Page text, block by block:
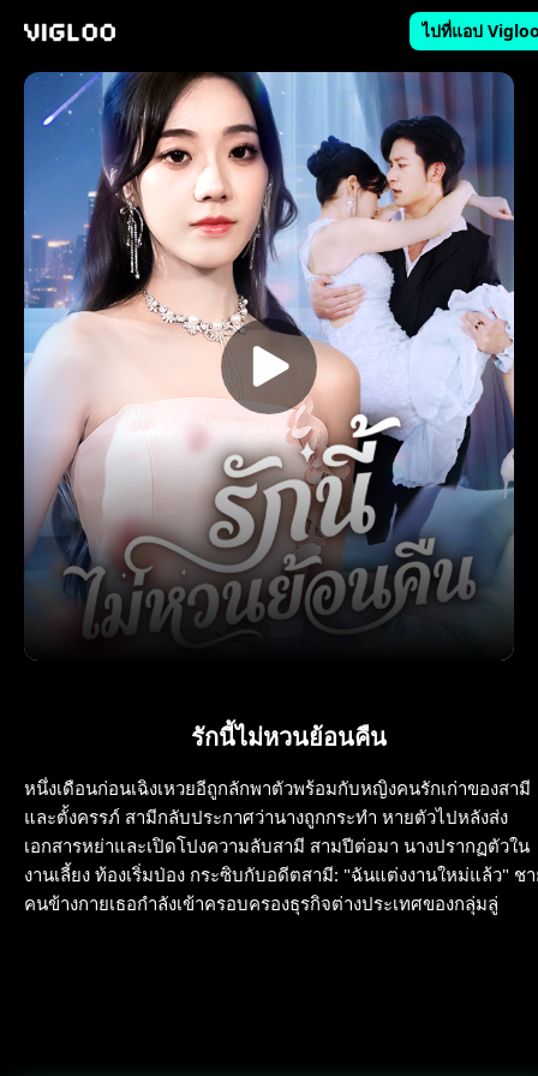
ไปที่แอป
รักนี้ไม่หวนย้อนคืน
หนึ่งเดือนก่อนเฉิงเหวยอีถูกลักพาตัวพร้อมกับหญิงคนรักเก่าของสามี
และตั้งครรภ์ สามีกลับประกาศว่านางถูกกระทำ หายตัวไปหลังส่ง
เอกสารหย่าและเปิดโปงความลับสามี สามปีต่อมา นางปรากฏตัวใน
งานเลี้ยง ท้องเริ่มป่อง กระซิบกับอดีตสามี: "ฉันแต่งงานใหม่แล้ว" ช
คนข้างกายเธอกำลังเข้าครอบครองธุรกิจต่างประเทศของกลุ่มลู่